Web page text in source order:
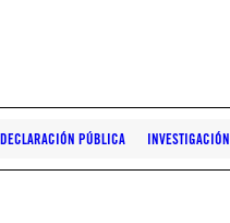
DECLARACIÓN PÚBLICA INVESTIGACIÓN